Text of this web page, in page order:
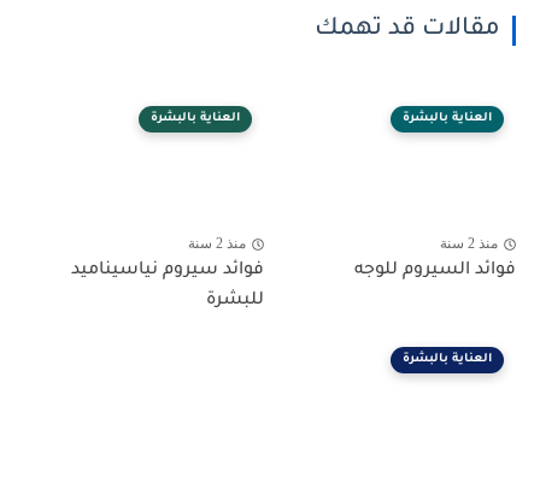
مقالات قد تهمك
العناية بالبشرة
منذ 2 سنة
فوائد السيروم للوجه
العناية بالبشرة
منذ 2 سنة
فوائد سيروم نياسيناميد
للبشرة
العناية بالبشرة